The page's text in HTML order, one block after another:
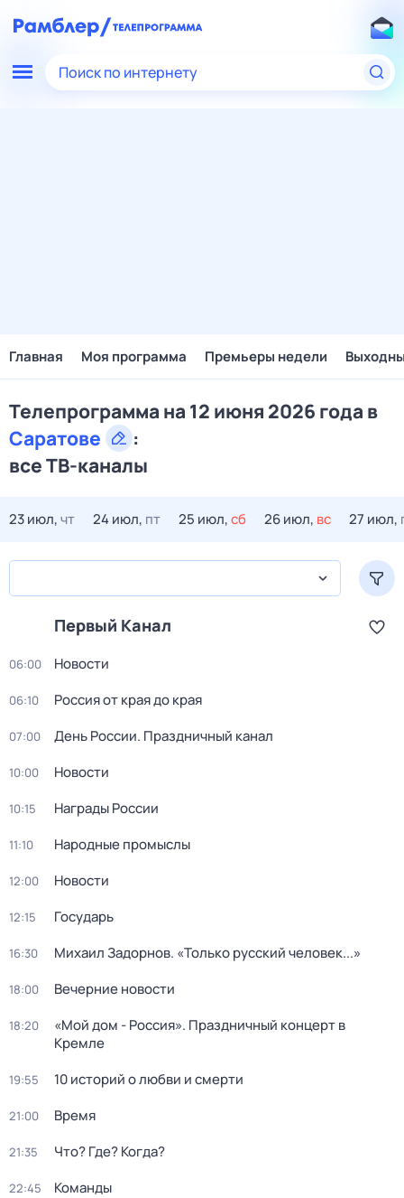
Поиск по интернету
Главная Моя программа Премьеры недели
Телепрограмма на 12 июня 2026 года в
Саратове
:
все ТВ-каналы
23 июл,чт 24 июл, пт 25 июл,сб 26 июл, вс 27 июл,
Первый Канал
06:00 Новости
06:10 Россия от края до края
07:00 День России. Праздничный канал
10:00 Новости
10:15 Награды России
11:10 Народные промыслы
12:00 Новости
12:15 Государь
16:30 Михаил Задорнов. «Только русский человек...»
18:00 Вечерние новости
18:20
«Мой дом - Россия». Праздничный концерт в
Кремле
19:55 10 историй о любви и смерти
21:00 Время
21:35 Что? Где? Когда?
22:45 Команды